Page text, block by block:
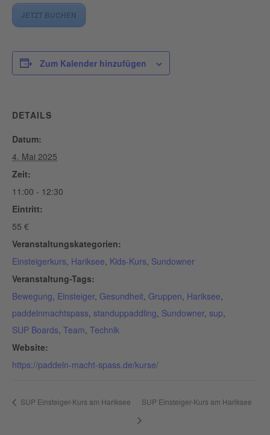
JETZT BUCHEN
Zum Kalender hinzufügen
DETAILS
Datum:
4. Mai 2025
Zeit:
11:00 - 12:30
Eintritt:
55 €
Veranstaltungskategorien:
Einsteigerkurs, Hariksee, Kids-Kurs, Sundowner
Veranstaltung-Tags:
Bewegung, Einsteiger, Gesundheit, Gruppen, Hariksee,
paddelnmachtspass, standuppaddling, Sundowner, sup,
SUP Boards, Team, Technik
Website:
https://paddeln-macht-spass.de/kurse/
SUP Einsteiger-Kurs am Hariksee SUP Einsteiger-Kurs am Hariksee